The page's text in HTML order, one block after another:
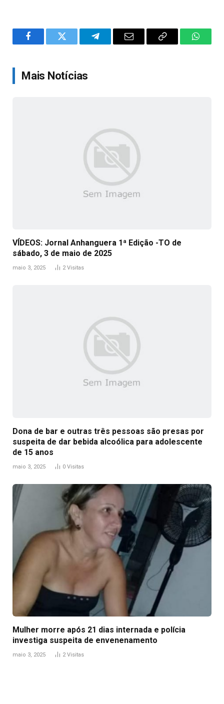
FacebookTwitter TelegramEmail
Copy
Mais Notícias
VÍDEOS: Jornal Anhanguera 1ª Edição -TO de
sábado, 3 de maio de 2025
maio 3, 2025 2Visitas
Dona de bar e outras três pessoas são presas por
suspeita de dar bebida alcoólica para adolescente
de 15 anos
maio 3, 2025 0 Visitas
Mulher morre após 21 dias internada e polícia
investiga suspeita de envenenamento
maio 3, 2025 2Visitas